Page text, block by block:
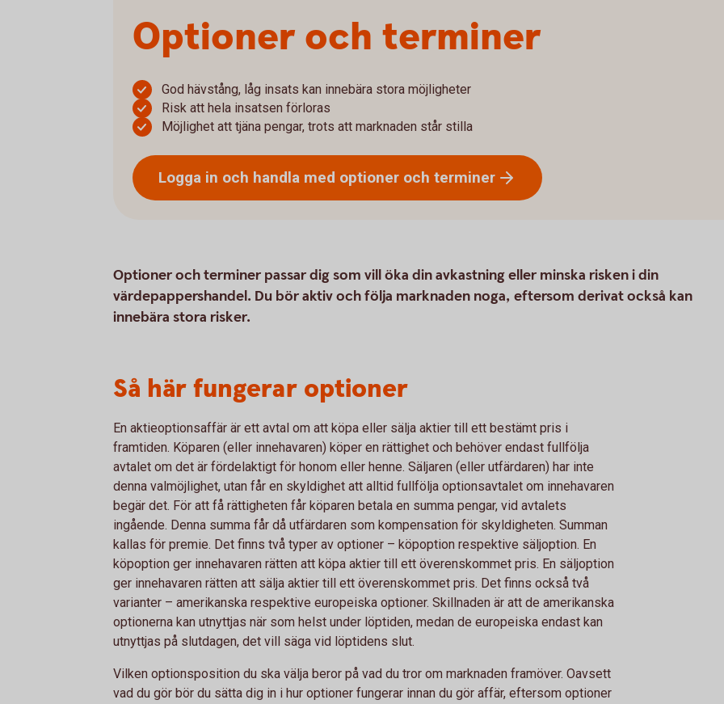
Optioner och terminer
God hävstång, låg insats kan innebära stora möjligheter
Risk att hela insatsen förloras
Möjlighet att tjäna pengar, trots att marknaden står stilla
Logga in och handla med optioner och terminer
Optioner och terminer passar dig som vill öka din avkastning eller minska risken i din
värdepappershandel. Du bör aktiv och följa marknaden noga, eftersom derivat också kan
innebära stora risker.
Så här fungerar optioner
En aktieoptionsaffär är ett avtal om att köpa eller sälja aktier till ett bestämt pris i
framtiden. Köparen (eller innehavaren) köper en rättighet och behöver endast fullfölja
avtalet om det är fördelaktigt för honom eller henne. Säljaren (eller utfärdaren) har inte
denna valmöjlighet, utan får en skyldighet att alltid fullfölja optionsavtalet om innehavaren
begär det. För att få rättigheten får köparen betala en summa pengar, vid avtalets
ingående. Denna summa får då utfärdaren som kompensation för skyldigheten. Summan
kallas för premie. Det finns två typer av optioner – köpoption respektive säljoption. En
köpoption ger innehavaren rätten att köpa aktier till ett överenskommet pris. En säljoption
ger innehavaren rätten att sälja aktier till ett överenskommet pris. Det finns också två
varianter – amerikanska respektive europeiska optioner. Skillnaden är att de amerikanska
optionerna kan utnyttjas när som helst under löptiden, medan de europeiska endast kan
utnyttjas på slutdagen, det vill säga vid löptidens slut.
Vilken optionsposition du ska välja beror på vad du tror om marknaden framöver. Oavsett
vad du gör bör du sätta dig in i hur optioner fungerar innan du gör affär, eftersom optioner